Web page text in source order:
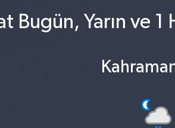
Bugün, Yarın ve 1